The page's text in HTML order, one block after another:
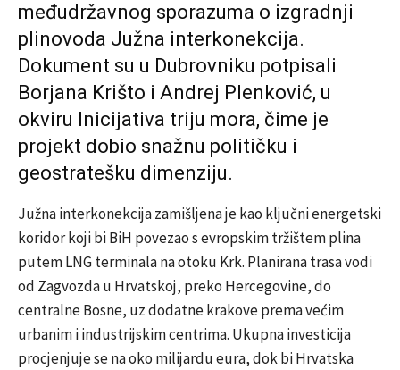
međudržavnog sporazuma o izgradnji
plinovoda Južna interkonekcija.
Dokument su u Dubrovniku potpisali
Borjana Krišto i Andrej Plenković, u
okviru Inicijativa triju mora, čime je
projekt dobio snažnu političku i
geostratešku dimenziju.
Južna interkonekcija zamišljena je kao ključni energetski
koridor koji bi BiH povezao s evropskim tržištem plina
putem LNG terminala na otoku Krk. Planirana trasa vodi
od Zagvozda u Hrvatskoj, preko Hercegovine, do
centralne Bosne, uz dodatne krakove prema većim
urbanim i industrijskim centrima. Ukupna investicija
procjenjuje se na oko milijardu eura, dok bi Hrvatska